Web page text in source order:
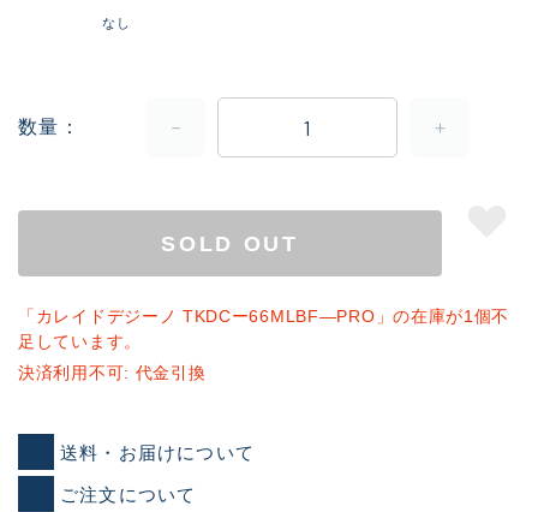
なし
数量
SOLD OUT
「カレイドデジーノ TKDCー66MLBF―PRO」の在庫が1個不
足しています。
決済利用不可: 代金引換
送料・お届けについて
ご注文について